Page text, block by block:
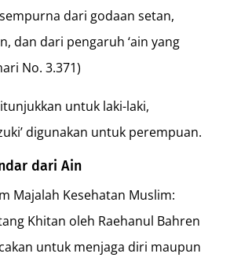
dari godaan setan,
dan dari pengaruh ‘ain yang
No. 3.371)
untuk laki-laki,
digunakan untuk perempuan.
dari Ain
Majalah Kesehatan Muslim:
Khitan oleh Raehanul Bahren
untuk menjaga diri maupun